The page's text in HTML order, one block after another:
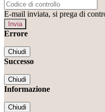
E-mail inviata, si prega di
Errore
Chiudi
Successo
Chiudi
Informazione
Chiudi